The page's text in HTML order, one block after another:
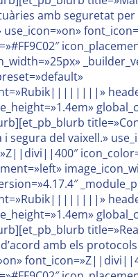
amb seguretat per
use_icon=»on»
segura del vaixell.»
amb els